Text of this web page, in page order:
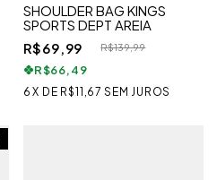
SHOULDER BAG KINGS
SPORTS DEPT AREIA
R$69,99
R$139,99
R$66,49
6 X DE R$11,67 SEM JUROS